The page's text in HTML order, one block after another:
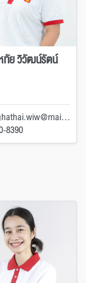
ทัย วิวัฒน์รัตน์
8390